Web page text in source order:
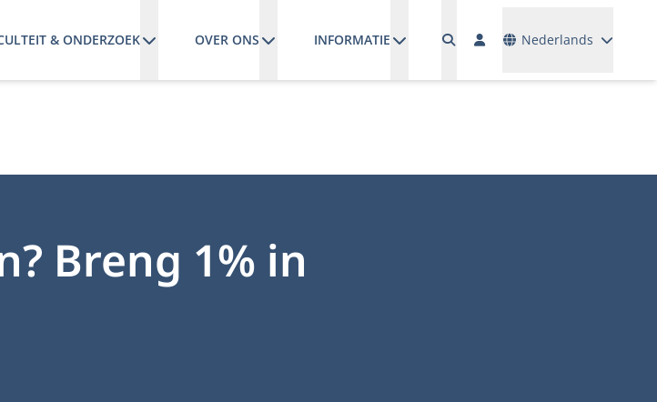
& ONDERZOEK OVER ONS INFORMATIE Nederlands
Breng 1% in